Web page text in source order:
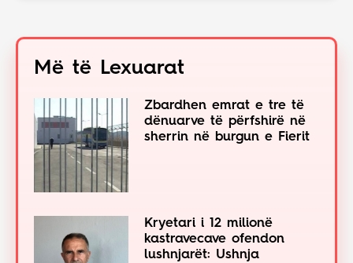
Më të Lexuarat
Zbardhen emrat e tre të
dënuarve të përfshirë në
sherrin në burgun e Fierit
Kryetari i 12 milionë
kastravecave ofendon
lushnjarët: Ushnja